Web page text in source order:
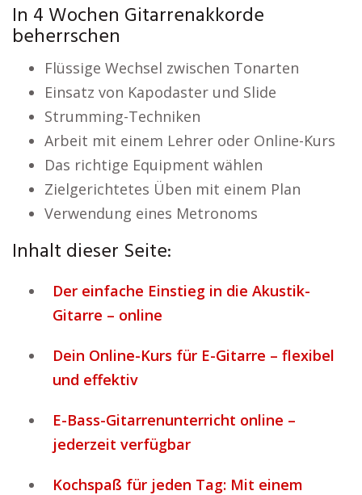
In 4 Wochen Gitarrenakkorde
beherrschen
Flüssige Wechsel zwischen Tonarten
Einsatz von Kapodaster und Slide
Strumming-Techniken
Arbeit mit einem Lehrer oder Online-Kurs
Das richtige Equipment wählen
Zielgerichtetes Üben mit einem Plan
Verwendung eines Metronoms
Inhalt dieser Seite:
Der einfache Einstieg in die Akustik-
Gitarre – online
Dein Online-Kurs für E-Gitarre – flexibel
und effektiv
E-Bass-Gitarrenunterricht online –
jederzeit verfügbar
Kochspaß für jeden Tag: Mit einem